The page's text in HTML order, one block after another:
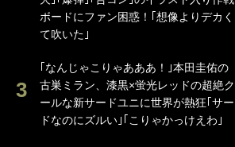
ボードにファン困惑！｢想像よりデカく
て吹いた｣
｢なんじゃこりゃあああ！｣本田圭佑の
古巣ミラン、漆黒×蛍光レッドの超絶ク
ールな新サードユニに世界が熱狂｢サー
ドなのにズルい｣｢こりゃかっけえわ｣